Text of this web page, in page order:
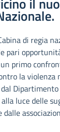
di regia
pari
primo
la violenza
luce delle